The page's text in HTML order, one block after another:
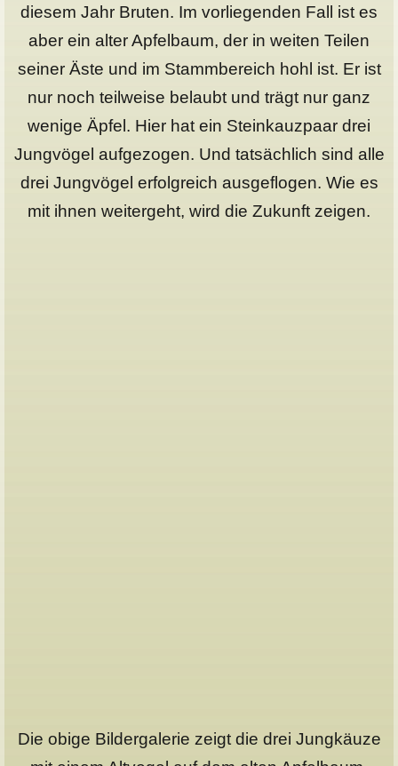
diesem Jahr Bruten. Im vorliegenden Fall ist es
aber ein alter Apfelbaum, der in weiten Teilen
seiner Äste und im Stammbereich hohl ist. Er ist
nur noch teilweise belaubt und trägt nur ganz
wenige Äpfel. Hier hat ein Steinkauzpaar drei
Jungvögel aufgezogen. Und tatsächlich sind alle
drei Jungvögel erfolgreich ausgeflogen. Wie es
mit ihnen weitergeht, wird die Zukunft zeigen.
Die obige Bildergalerie zeigt die drei Jungkäuze